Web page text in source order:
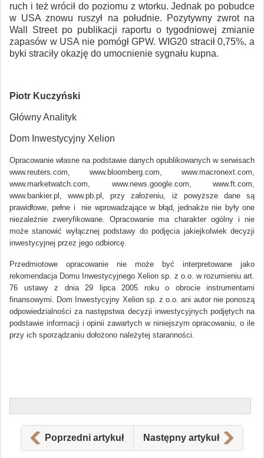
ruch i też wrócił do poziomu z wtorku. Jednak po pobudce
w USA znowu ruszył na południe. Pozytywny zwrot na
Wall Street po publikacji raportu o tygodniowej zmianie
zapasów w USA nie pomógł GPW. WIG20 stracił 0,75%, a
byki straciły okazję do umocnienie sygnału kupna.
Piotr Kuczyński
Główny Analityk
Dom Inwestycyjny Xelion
Opracowanie własne na podstawie danych opublikowanych w serwisach
www.reuters.com, www.bloomberg.com, www.macronext.com,
www.marketwatch.com, www.news.google.com, www.ft.com,
www.bankier.pl, www.pb.pl, przy założeniu, iż powyższe dane są
prawidłowe, pełne i nie wprowadzające w błąd, jednakże nie były one
niezależnie zweryfikowane. Opracowanie ma charakter ogólny i nie
może stanowić wyłącznej podstawy do podjęcia jakiejkolwiek decyzji
inwestycyjnej przez jego odbiorcę.
Przedmiotowe opracowanie nie może być interpretowane jako
rekomendacja Domu Inwestycyjnego Xelion sp. z o.o. w rozumieniu art.
76 ustawy z dnia 29 lipca 2005 roku o obrocie instrumentami
finansowymi. Dom Inwestycyjny Xelion sp. z o.o. ani autor nie ponoszą
odpowiedzialności za następstwa decyzji inwestycyjnych podjętych na
podstawie informacji i opinii zawartych w niniejszym opracowaniu, o ile
przy ich sporządzaniu dołożono należytej staranności.
Poprzedni artykuł Następny artykuł